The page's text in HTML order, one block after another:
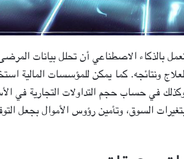
بالذكاء الاصطناعي أن تحلل بيانات المرضى
ونتائجه. كما يمكن للمؤسسات المالية
في حساب حجم التداولات التجارية في
السوق، وتأمين رؤوس الأموال بجعل